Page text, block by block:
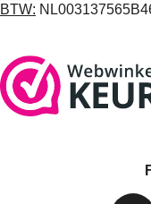
BTW: